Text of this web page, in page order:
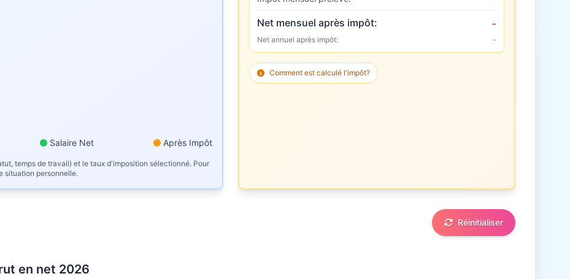
Salaire Net Après Impôt
temps de travail) et le taux d'imposition sélectionné. Pour
situation personnelle.
Net mensuel après impôt: -
Net annuel après impôt: -
Comment est calculé l'impôt?
Réinitialiser
en net 2026